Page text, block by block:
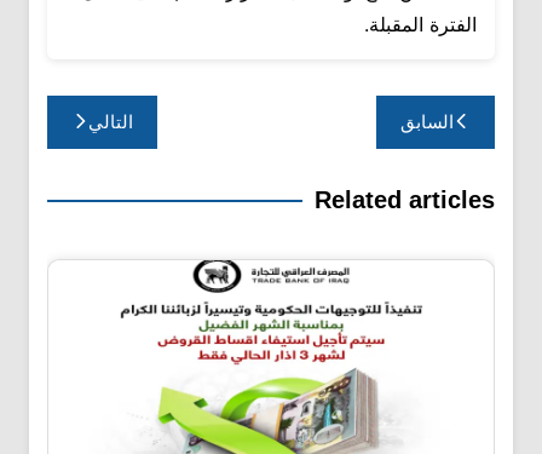
الفترة المقبلة.
تصفّح
المقالات
السابق التالي
Related articles